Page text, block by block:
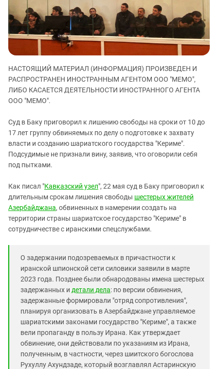
ЗАСТАВЛЯЕТ
КАВКАЗ ЗА ПАЛЕСТИНУ
ИНАКОМЫСЛИЕ В ЧЕЧНЕ
ПРЕСЛЕДОВАНИЕ АКТИВИСТОВ
МОБИЛИЗАЦИЯ И ПРОТЕСТЫ
Дагестан
Ингушетия
Кабардино-Балкария
Калмыкия
Карачаево-Черкесия
Краснодарский край
Нагорный Карабах
Ростовская область
Северная Осетия - Алания
СКФО
Чечня
Южная Осетия
Южный Кавказ
ЮФО
НАСТОЯЩИЙ МАТЕРИАЛ (ИНФОРМАЦИЯ) ПРОИЗВЕДЕН И
РАСПРОСТРАНЕН ИНОСТРАННЫМ АГЕНТОМ ООО "МЕМО",
ЛИБО КАСАЕТСЯ ДЕЯТЕЛЬНОСТИ ИНОСТРАННОГО АГЕНТА
ООО "МЕМО".
Суд в Баку приговорил к лишению свободы на сроки от 10 до
17 лет группу обвиняемых по делу о подготовке к захвату
власти и созданию шариатского государства "Кериме".
Подсудимые не признали вину, заявив, что оговорили себя
под пытками.
Как писал "Кавказский узел", 22 мая суд в Баку приговорил к
длительным срокам лишения свободы шестерых жителей
Азербайджана, обвиненных в намерении создать на
территории страны шариатское государство "Кериме" в
сотрудничестве с иранскими спецслужбами.
О задержании подозреваемых в причастности к
иранской шпионской сети силовики заявили в марте
2023 года. Позднее были обнародованы имена шестерых
задержанных и детали дела: по версии обвинения,
задержанные формировали "отряд сопротивления",
планируя организовать в Азербайджане управляемое
шариатскими законами государство "Кериме", а также
вели пропаганду в пользу Ирана. Как утверждает
обвинение, они действовали по указаниям из Ирана,
полученным, в частности, через шиитского богослова
Рухуллу Ахундзаде, который возглавлял Астаринскую